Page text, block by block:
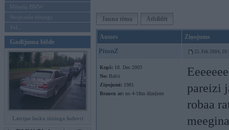
Mēneša BMW
Sērijveida tūnings
Vel...
Gadījuma bilde
Latvijas lauku tūninga šedevri
Jauna tēma Atbildēt
Autors Ziņojums
PitonZ 25. Feb 2004,
Kopš: 18. Dec 2003
No: Balvi
Ziņojumi: 1981
Braucu ar: no 4-18m dīzeļiem
pareizi
robaa